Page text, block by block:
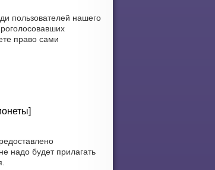
пользователей нашего
право сами
надо будет прилагать